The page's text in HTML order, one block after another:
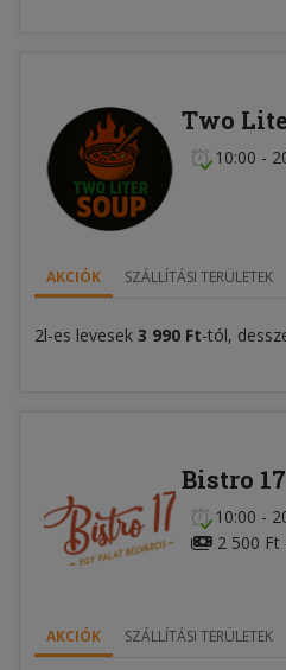
Two
10:00 -
AKCIÓK SZÁLLÍTÁSI TERÜLETEK
2l-es levesek 3 990 Ft-tól,
Bistro 17
10:00 -
2 500 Ft
AKCIÓK SZÁLLÍTÁSI TERÜLETEK